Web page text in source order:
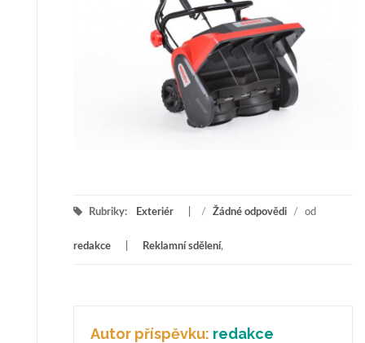
Rubriky: Exteriér / Žádné odpovědi / od
redakce Reklamní sdělení,
Autor příspěvku: redakce